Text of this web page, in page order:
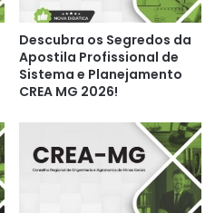
Descubra os Segredos da
Apostila Profissional de
Sistema e Planejamento
CREA MG 2026!